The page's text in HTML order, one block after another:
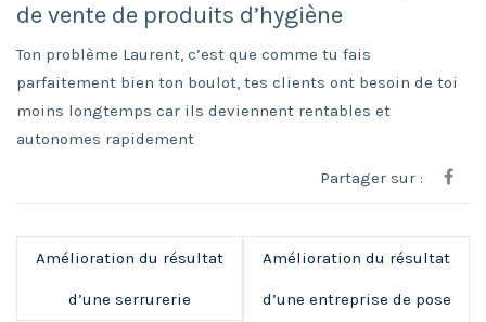
de vente de produits d’hygiène
Ton problème Laurent, c’est que comme tu fais
parfaitement bien ton boulot, tes clients ont besoin de toi
moins longtemps car ils deviennent rentables et
autonomes rapidement
Partager sur :
Amélioration du résultat
d’une serrurerie
Amélioration du résultat
d’une entreprise de pose